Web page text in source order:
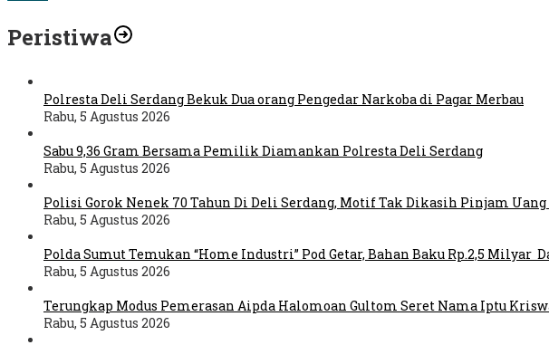
Peristiwa
Polresta Deli Serdang Bekuk Dua orang Pengedar Narkoba di Pagar Merbau
Rabu, 5 Agustus 2026
Sabu 9,36 Gram Bersama Pemilik Diamankan Polresta Deli Serdang
Rabu, 5 Agustus 2026
Polisi Gorok Nenek 70 Tahun Di Deli Serdang, Motif Tak Dikasih Pinjam Uang
Rabu, 5 Agustus 2026
Polda Sumut Temukan “Home Industri” Pod Getar, Bahan Baku Rp.2,5 Milyar
Rabu, 5 Agustus 2026
Terungkap Modus Pemerasan Aipda Halomoan Gultom Seret Nama Iptu
Rabu, 5 Agustus 2026